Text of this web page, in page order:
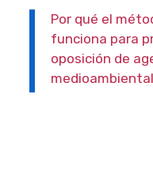
Por qué el
funciona para
oposición de
medioambiental